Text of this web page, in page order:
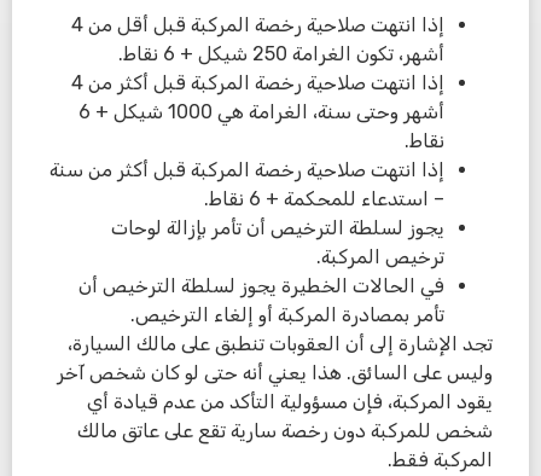
إذا انتهت صلاحية رخصة المركبة قبل أقل من 4
أشهر، تكون الغرامة 250 شيكل + 6 نقاط.
إذا انتهت صلاحية رخصة المركبة قبل أكثر من 4
أشهر وحتى سنة، الغرامة هي 1000 شيكل + 6
نقاط.
إذا انتهت صلاحية رخصة المركبة قبل أكثر من سنة
– استدعاء للمحكمة + 6 نقاط.
يجوز لسلطة الترخيص أن تأمر بإزالة لوحات
ترخيص المركبة.
في الحالات الخطيرة يجوز لسلطة الترخيص أن
تأمر بمصادرة المركبة أو إلغاء الترخيص.
تجد الإشارة إلى أن العقوبات تنطبق على مالك السيارة،
وليس على السائق. هذا يعني أنه حتى لو كان شخص آخر
يقود المركبة، فإن مسؤولية التأكد من عدم قيادة أي
شخص للمركبة دون رخصة سارية تقع على عاتق مالك
المركبة فقط.